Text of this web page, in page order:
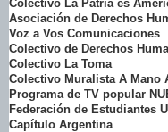
Colectivo La Patria es
Asociación de Derechos
Voz a Vos Comunicaciones
Colectivo de Derechos
Colectivo La Toma
Colectivo Muralista A Mano
Programa de TV popular
Federación de Estudiantes
Capítulo Argentina